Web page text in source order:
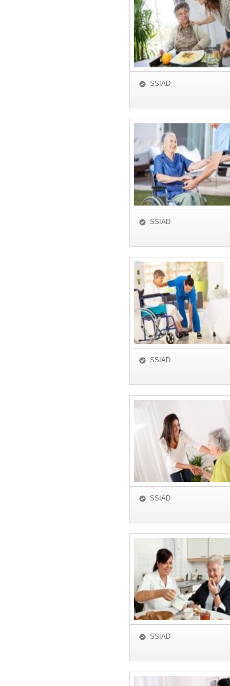
SSIAD
SSIAD
SSIAD
SSIAD
SSIAD